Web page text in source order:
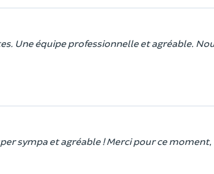
Une équipe professionnelle et agréable.
sympa et agréable ! Merci pour ce